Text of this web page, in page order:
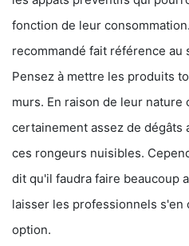
fonction de leur
recommandé fait référence au
Pensez à mettre les produits
murs. En raison de leur
certainement assez de dégâts
ces rongeurs nuisibles.
dit qu'il faudra faire beaucoup
laisser les professionnels
option.